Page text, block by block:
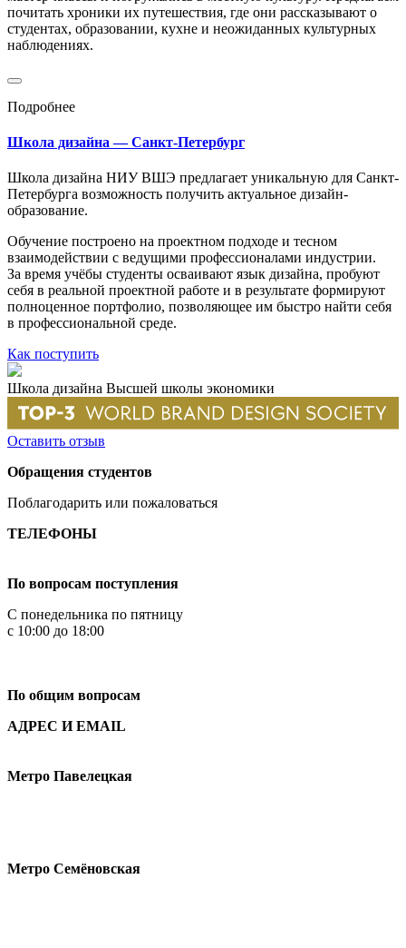
почитать хроники их путешествия, где они рассказывают о
студентах, образовании, кухне и неожиданных культурных
наблюдениях.
Подробнее
Школа дизайна — Санкт-Петербург
Школа дизайна НИУ ВШЭ предлагает уникальную для Санкт-
Петербурга возможность получить актуальное дизайн-
образование.
Обучение построено на проектном подходе и тесном
взаимодействии с ведущими профессионалами индустрии.
За время учёбы студенты осваивают язык дизайна, пробуют
себя в реальной проектной работе и в результате формируют
полноценное портфолио, позволяющее им быстро найти себя
в профессиональной среде.
Как поступить
Школа дизайна Высшей школы экономики
Оставить отзыв
Обращения студентов
Поблагодарить или пожаловаться
ТЕЛЕФОНЫ
По вопросам поступления
С понедельника по пятницу
с 10:00 до 18:00
По общим вопросам
АДРЕС И EMAIL
Метро Павелецкая
Метро Семёновская